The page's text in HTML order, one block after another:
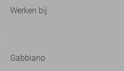
Werken bij
Gabbiano